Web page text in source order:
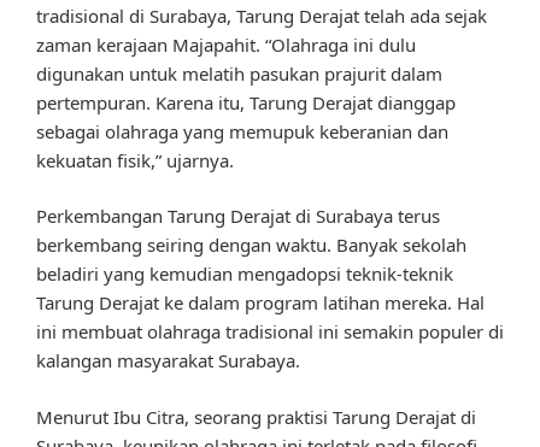
tradisional di Surabaya, Tarung Derajat telah ada sejak
zaman kerajaan Majapahit. “Olahraga ini dulu
digunakan untuk melatih pasukan prajurit dalam
pertempuran. Karena itu, Tarung Derajat dianggap
sebagai olahraga yang memupuk keberanian dan
kekuatan fisik,” ujarnya.
Perkembangan Tarung Derajat di Surabaya terus
berkembang seiring dengan waktu. Banyak sekolah
beladiri yang kemudian mengadopsi teknik-teknik
Tarung Derajat ke dalam program latihan mereka. Hal
ini membuat olahraga tradisional ini semakin populer di
kalangan masyarakat Surabaya.
Menurut Ibu Citra, seorang praktisi Tarung Derajat di